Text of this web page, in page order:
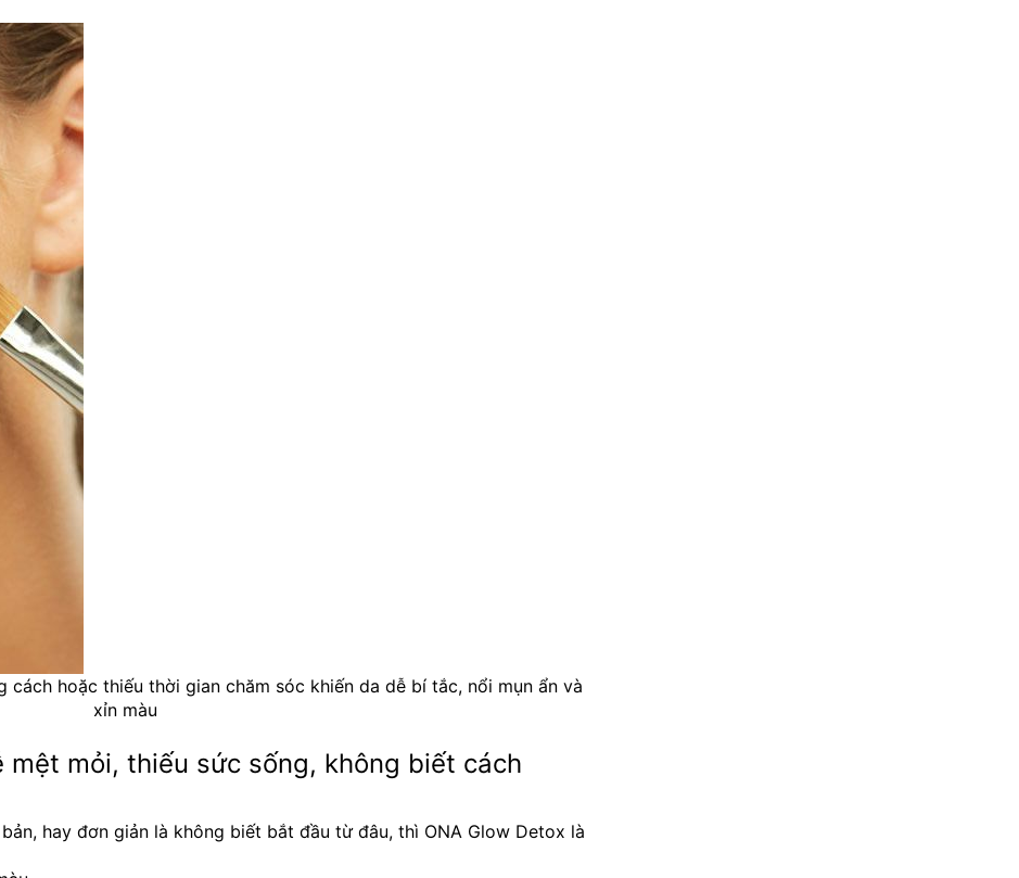
hoặc thiếu thời gian chăm sóc khiến da dễ bí tắc, nổi mụn ẩn và
xỉn màu
mệt mỏi, thiếu sức sống, không biết cách
hay đơn giản là không biết bắt đầu từ đâu, thì ONA Glow Detox là